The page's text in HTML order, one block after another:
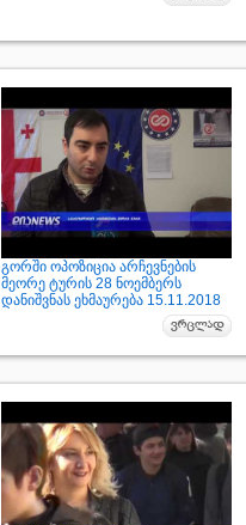
გორში ოპოზიცია არჩევნების
მეორე ტურის 28 ნოემბერს
დანიშვნას ეხმაურება 15.11.2018